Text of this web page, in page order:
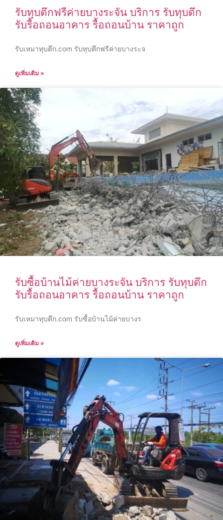
รับทุบตึกฟรีค่ายบางระจัน บริการ รับทุบตึก
รับรื้อถอนอาคาร รื้อถอนบ้าน ราคาถูก
รับเหมาทุบตึก.com รับทุบตึกฟรีค่ายบางระจ
ดูเพิ่มเติม »
รับซื้อบ้านไม้ค่ายบางระจัน บริการ รับทุบตึก
รับรื้อถอนอาคาร รื้อถอนบ้าน ราคาถูก
รับเหมาทุบตึก.com รับซื้อบ้านไม้ค่ายบางร
ดูเพิ่มเติม »